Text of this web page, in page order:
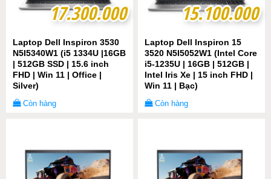
17.300.000
17.300.000
Laptop Dell Inspiron 3530
N5I5340W1 (i5 1334U |16GB
| 512GB SSD | 15.6 inch
FHD | Win 11 | Office |
Silver)
Còn hàng
15.100.000
15.100.000
Laptop Dell Inspiron 15
3520 N5I5052W1 (Intel Core
i5-1235U | 16GB | 512GB |
Intel Iris Xe | 15 inch FHD |
Win 11 | Bạc)
Còn hàng